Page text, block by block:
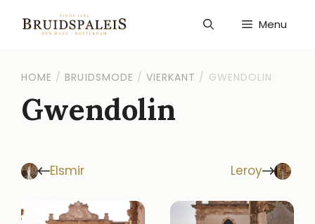
naar
Menu
HOME / BRUIDSMODE /VIERKANT / GWENDOLIN
Gwendolin
Elsmir Leroy